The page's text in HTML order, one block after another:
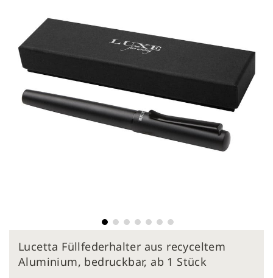
Anfang
der
Bildergalerie
Lucetta Füllfederhalter aus recyceltem
Aluminium, bedruckbar, ab 1 Stück